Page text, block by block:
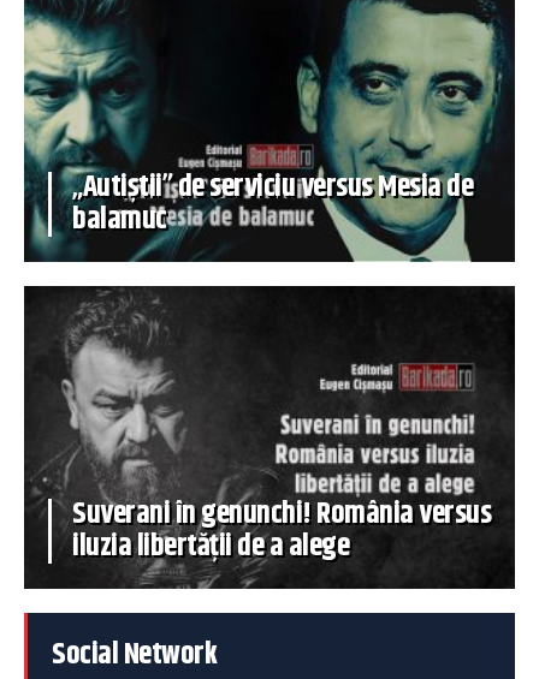
„Autiștii” de serviciu versus Mesia de
balamuc
Suverani în genunchi! România versus
iluzia libertății de a alege
Social Network